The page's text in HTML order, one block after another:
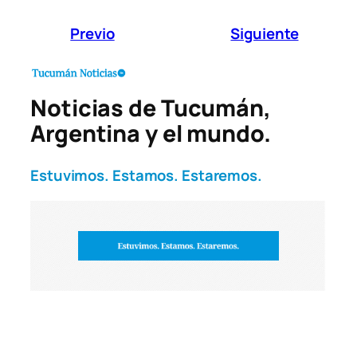
Previo Siguiente
Noticias de Tucumán,
Argentina y el mundo.
Estuvimos. Estamos. Estaremos.